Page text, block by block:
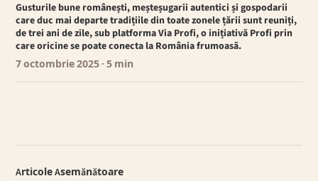
Gusturile bune românești, meșteșugarii autentici și gospodarii
care duc mai departe tradițiile din toate zonele țării sunt reuniți,
de trei ani de zile, sub platforma Via Profi, o inițiativă Profi prin
care oricine se poate conecta la România frumoasă.
7 octombrie 2025 · 5 min
Articole Asemănătoare